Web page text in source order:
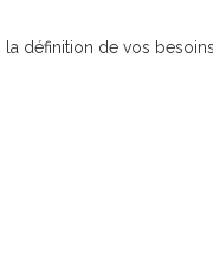
définition de vos